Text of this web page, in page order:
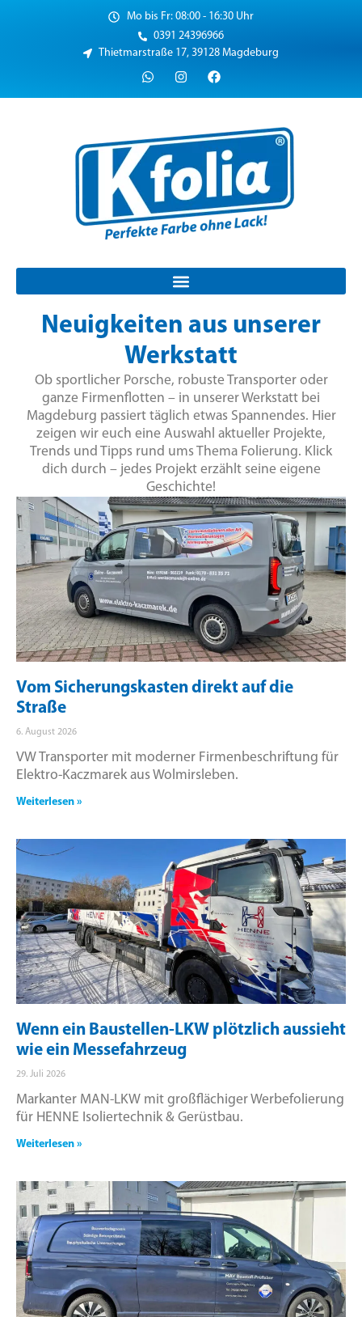
Mo bis Fr: 08:00 - 16:30 Uhr
0391 24396966
Thietmarstraße 17, 39128 Magdeburg
Neuigkeiten aus unserer
Werkstatt
Ob sportlicher Porsche, robuste Transporter oder
ganze Firmenflotten – in unserer Werkstatt bei
Magdeburg passiert täglich etwas Spannendes. Hier
zeigen wir euch eine Auswahl aktueller Projekte,
Trends und Tipps rund ums Thema Folierung. Klick
dich durch – jedes Projekt erzählt seine eigene
Geschichte!
Vom Sicherungskasten direkt auf die
Straße
6. August 2026
VW Transporter mit moderner Firmenbeschriftung für
Elektro-Kaczmarek aus Wolmirsleben.
Weiterlesen »
Wenn ein Baustellen-LKW plötzlich aussieht
wie ein Messefahrzeug
29. Juli 2026
Markanter MAN-LKW mit großflächiger Werbefolierung
für HENNE Isoliertechnik & Gerüstbau.
Weiterlesen »